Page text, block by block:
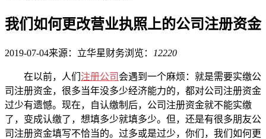
我们如何更改营业执照上的公司注册资金
2019-07-04来源：立华星财务浏览： 12220
在以前，人们 注册公司 会遇到一个麻烦：就是需要实缴公
司注册资金，很多当年没多少经济能力的，都对公司注册资金
过少有遗憾。现在，自认缴制后，公司注册资金就不能实缴
了，变成认缴了，想填多少就填多少。但，还是有很多朋友公
司注册资金填写不恰当的。过多或是过少，你们，我们如何更